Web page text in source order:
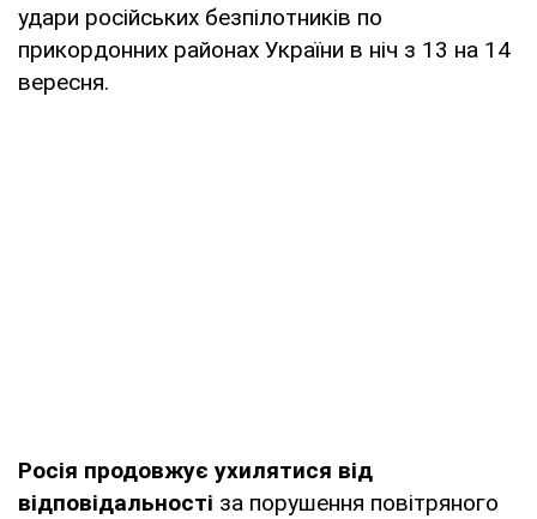
удари російських безпілотників по
прикордонних районах України в ніч з 13 на 14
вересня.
Росія продовжує ухилятися від
відповідальності за порушення повітряного